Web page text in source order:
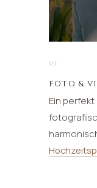
03
FOTO &
Ein